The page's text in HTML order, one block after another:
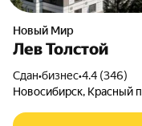
Новый Мир
Лев Толстой
Сдан•бизнес•4.4 (346)
Новосибирск, Красный